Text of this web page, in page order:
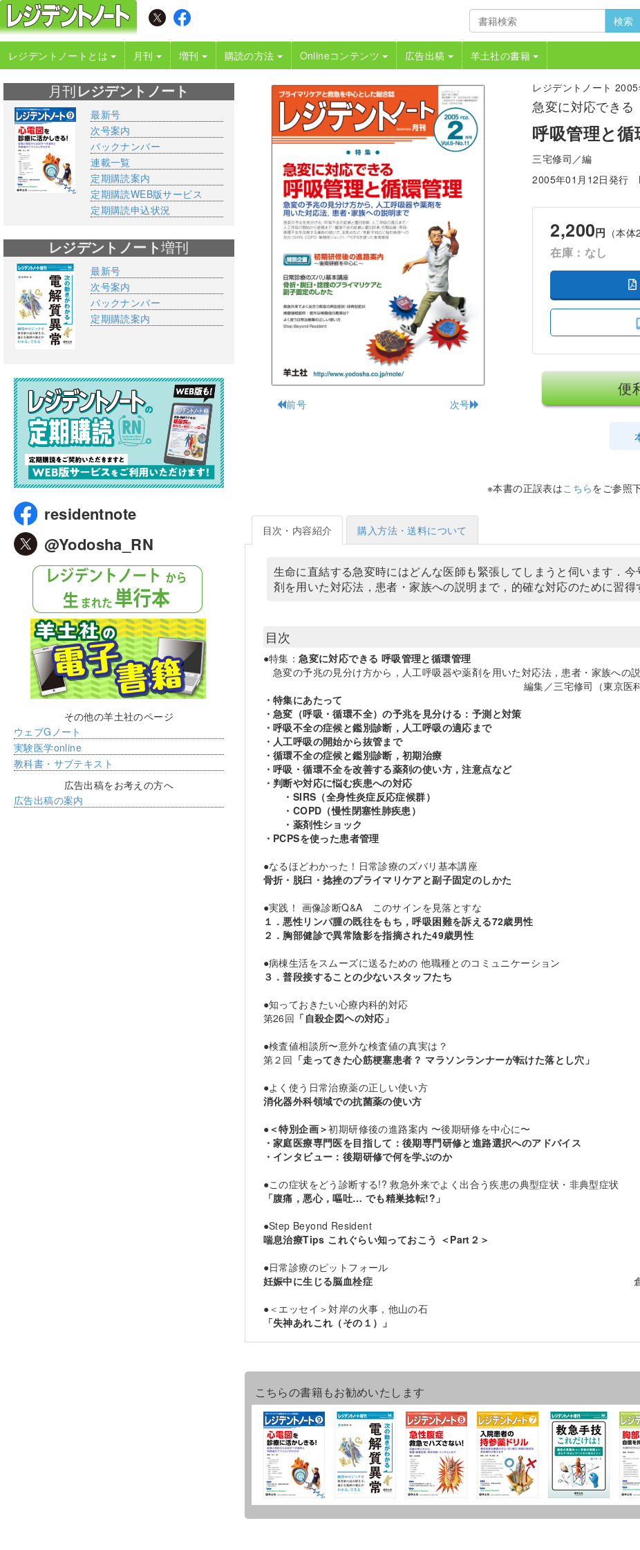
検索
レジデントノートとは 月刊 増刊 購読の方法 Onlineコンテンツ 広告出稿 羊土社の書籍
前号 次号
レジデントノート
急変に対応できる
呼吸管理と循
三宅修司／編
2005年01月12日発行
2,200円 （本
在庫：なし
便
※本書の正誤表はこちらをご参照
目次・内容紹介 購入方法・送料について
生命に直結する急変時にはどんな医師も緊張してしまうと伺います．
剤を用いた対応法，患者・家族への説明まで，的確な対応のために習得
目次
●特集：急変に対応できる 呼吸管理と循環管理
急変の予兆の見分け方から，人工呼吸器や薬剤を用いた対応法，患者・家族への
編集／三宅修司（東京医
・特集にあたって
・急変（呼吸・循環不全）の予兆を見分ける：予測と対策
・呼吸不全の症候と鑑別診断，人工呼吸の適応まで
・人工呼吸の開始から抜管まで
・循環不全の症候と鑑別診断，初期治療
・呼吸・循環不全を改善する薬剤の使い方，注意点など
・判断や対応に悩む疾患への対応
・SIRS（全身性炎症反応症候群）
・COPD（慢性閉塞性肺疾患）
・薬剤性ショック
・PCPSを使った患者管理
●なるほどわかった！日常診療のズバリ基本講座
骨折・脱臼・捻挫のプライマリケアと副子固定のしかた
●実践！ 画像診断Q&A このサインを見落とすな
１．悪性リンパ腫の既往をもち，呼吸困難を訴える72歳男性
２．胸部健診で異常陰影を指摘された49歳男性
●病棟生活をスムーズに送るための 他職種とのコミュニケーション
３．普段接することの少ないスタッフたち
●知っておきたい心療内科的対応
第26回 「自殺企図ヘの対応」
●検査値相談所〜意外な検査値の真実は？
第２回 「走ってきた心筋梗塞患者？ マラソンランナーが転けた落とし穴」
●よく使う日常治療薬の正しい使い方
消化器外科領域での抗菌薬の使い方
●＜特別企画＞初期研修後の進路案内 〜後期研修を中心に〜
・家庭医療専門医を目指して：後期専門研修と進路選択へのアドバイス
・インタビュー：後期研修で何を学ぶのか
●この症状をどう診断する!? 救急外来でよく出合う疾患の典型症状・非典型症状
「腹痛，悪心，嘔吐… でも精巣捻転!?」
●Step Beyond Resident
喘息治療Tips これぐらい知っておこう ＜Part２＞
●日常診療のピットフォール
妊娠中に生じる脳血栓症
●＜エッセイ＞対岸の火事，他山の石
「失神あれこれ（その１）」
こちらの書籍もお勧めいたします
月刊 レジデントノート
最新号
次号案内
バックナンバー
連載一覧
定期購読案内
定期購読WEB版サービス
定期購読申込状況
レジデントノート増刊
最新号
次号案内
バックナンバー
定期購読案内
residentnote
@Yodosha_RN
その他の羊土社のページ
ウェブGノート
実験医学online
教科書・サブテキスト
広告出稿をお考えの方へ
広告出稿の案内